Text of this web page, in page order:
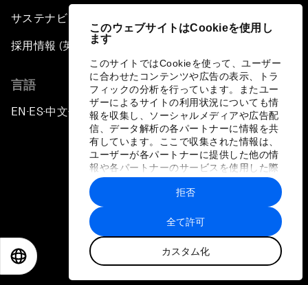
このウェブサイトはCookieを使用し
ます
このサイトではCookieを使って、ユーザー
に合わせたコンテンツや広告の表示、トラ
フィックの分析を行っています。またユー
ザーによるサイトの利用状況についても情
報を収集し、ソーシャルメディアや広告配
信、データ解析の各パートナーに情報を共
有しています。ここで収集された情報は、
ユーザーが各パートナーに提供した他の情
報や各パートナーのサービスを使用した際
に収集された情報と組み合わされ、各パー
トナーによって使用されることがありま
す。
全て許可
カスタム化
拒否
サステナビリティへの取り組み
採用情報 (英語のみ)
言語
EN ▪ ES▪中文▪ 日本語
プライバシーポリシーと利用規約
サイトマップ
©
世界経済フォーラム